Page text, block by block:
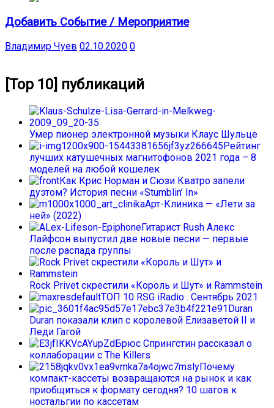
Добавить Событие / Мероприятие
Владимир Чуев 02.10.2020 0
[Top 10] публикаций
Умер пионер электронной музыки Клаус Шульце
Рейтинг
лучших катушечных магнитофонов 2021 года – 8
моделей на любой кошелек
Как Крис Норман и Сюзи Кватро запели
дуэтом? История песни «Stumblin’ In»
Арт-Клиника — «Лети за
ней» (2022)
Гитарист Rush Алекс
Лайфсон выпустил две новые песни — первые
после распада группы
Rock Privet скрестили «Король и Шут» и Rammstein
ТОП 10 RSG iRadio . Сентябрь 2021
Duran
Duran показали клип с королевой Елизаветой II и
Леди Гагой
Брюс Спрингстин рассказал о
коллаборации с The Killers
Почему
компакт-кассеты возвращаются на рынок и как
приобщиться к формату сегодня? 10 шагов к
ностальгии по кассетам